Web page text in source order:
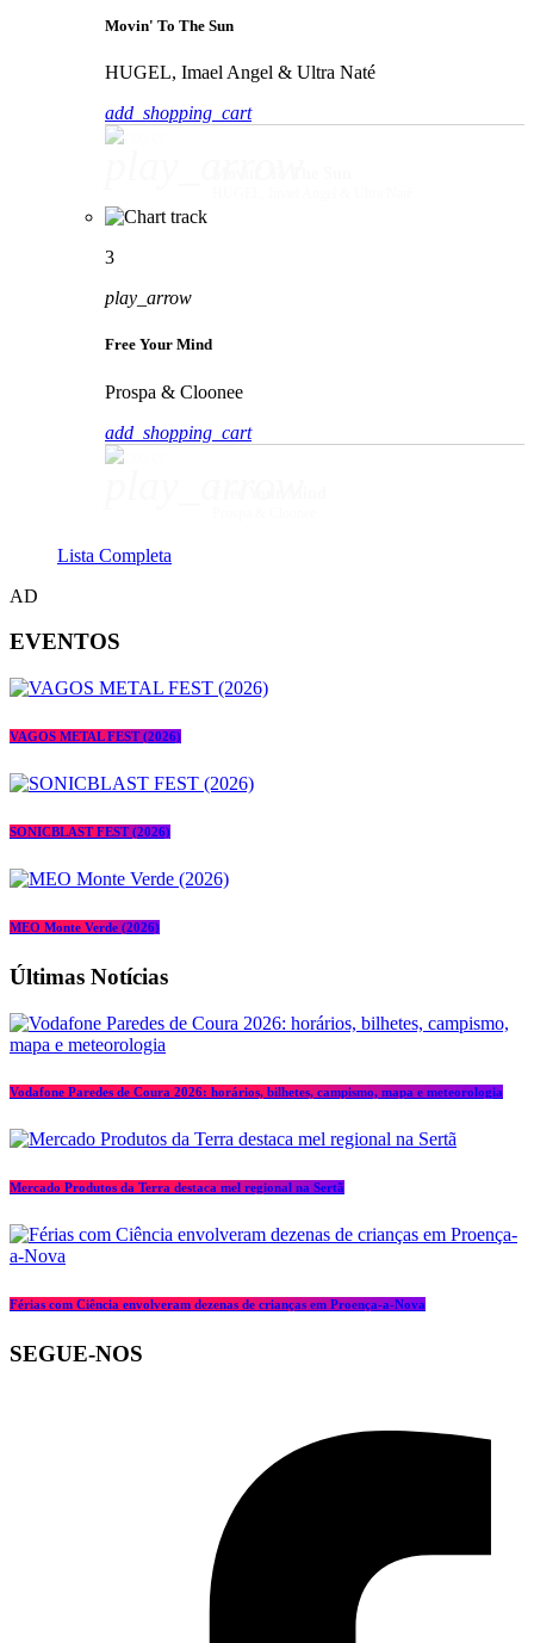
Movin' To The Sun
HUGEL, Imael Angel & Ultra Naté
add_shopping_cart
3
play_arrow
Free Your Mind
Prospa & Cloonee
add_shopping_cart
Lista Completa
AD
EVENTOS
VAGOS METAL FEST (2026)
SONICBLAST FEST (2026)
MEO Monte Verde (2026)
Últimas Notícias
Vodafone Paredes de Coura 2026: horários, bilhetes, campismo, mapa e meteorologia
Mercado Produtos da Terra destaca mel regional na Sertã
Férias com Ciência envolveram dezenas de crianças em Proença-a-Nova
SEGUE-NOS